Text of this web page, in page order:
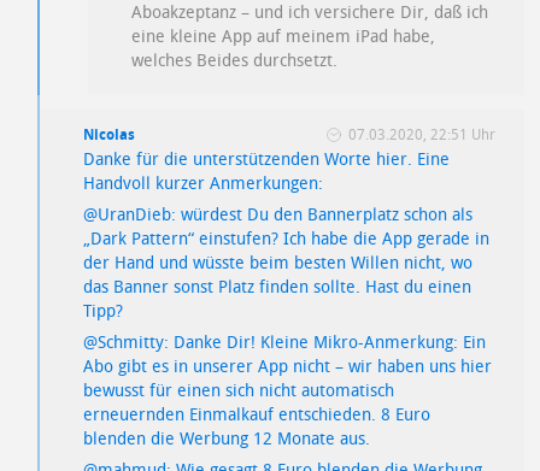
Aboakzeptanz – und ich versichere Dir, daß ich
eine kleine App auf meinem iPad habe,
welches Beides durchsetzt.
Nicolas 07.03.2020, 22:51 Uhr
Danke für die unterstützenden Worte hier. Eine
Handvoll kurzer Anmerkungen:
@UranDieb: würdest Du den Bannerplatz schon als
„Dark Pattern“ einstufen? Ich habe die App gerade in
der Hand und wüsste beim besten Willen nicht, wo
das Banner sonst Platz finden sollte. Hast du einen
Tipp?
@Schmitty: Danke Dir! Kleine Mikro-Anmerkung: Ein
Abo gibt es in unserer App nicht – wir haben uns hier
bewusst für einen sich nicht automatisch
erneuernden Einmalkauf entschieden. 8 Euro
blenden die Werbung 12 Monate aus.